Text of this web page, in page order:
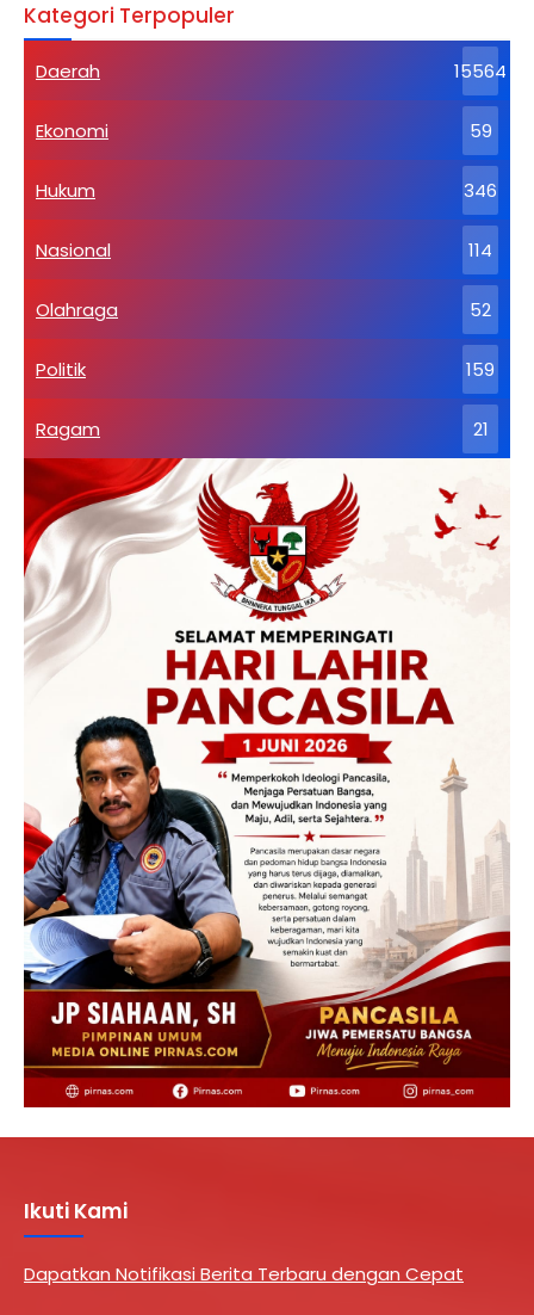
Kategori Terpopuler
Daerah 15564
Ekonomi 59
Hukum 346
Nasional 114
Olahraga 52
Politik 159
Ragam 21
Ikuti Kami
Dapatkan Notifikasi Berita Terbaru dengan Cepat